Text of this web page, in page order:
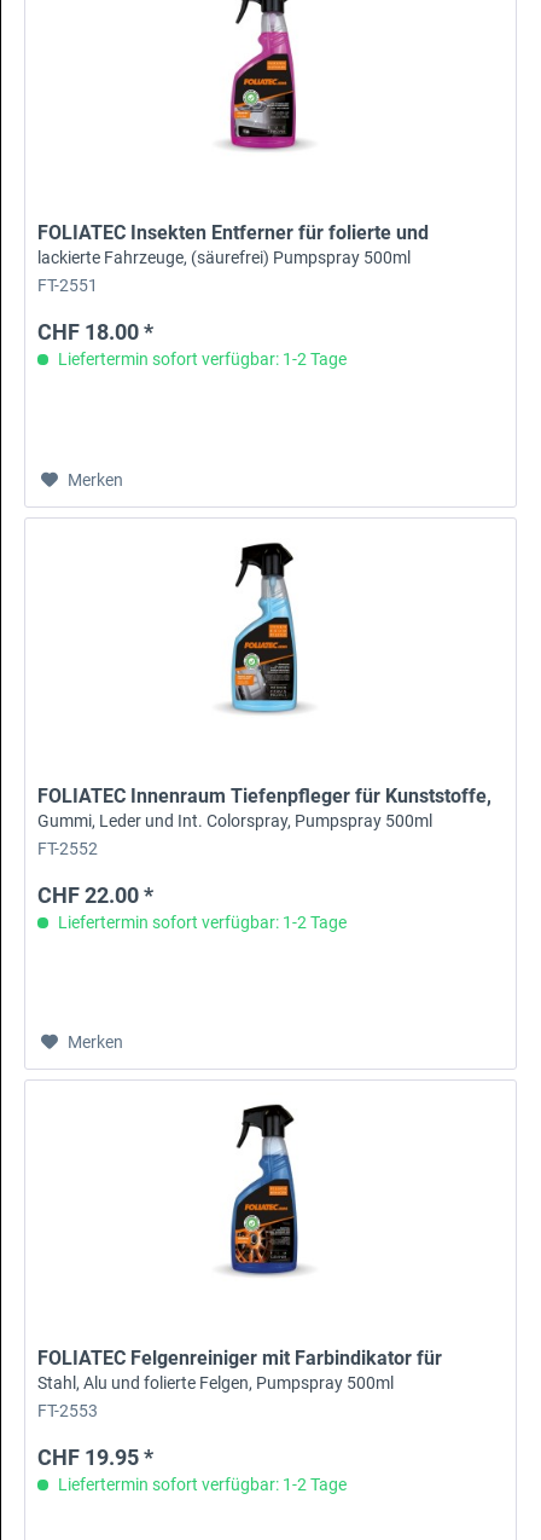
FOLIATEC Insekten Entferner für folierte und
lackierte Fahrzeuge, (säurefrei) Pumpspray 500ml
FT-2551
CHF 18.00 *
Liefertermin sofort verfügbar: 1-2 Tage
Merken
FOLIATEC Innenraum Tiefenpfleger für Kunststoffe,
Gummi, Leder und Int. Colorspray, Pumpspray 500ml
FT-2552
CHF 22.00 *
Liefertermin sofort verfügbar: 1-2 Tage
Merken
FOLIATEC Felgenreiniger mit Farbindikator für
Stahl, Alu und folierte Felgen, Pumpspray 500ml
FT-2553
CHF 19.95 *
Liefertermin sofort verfügbar: 1-2 Tage